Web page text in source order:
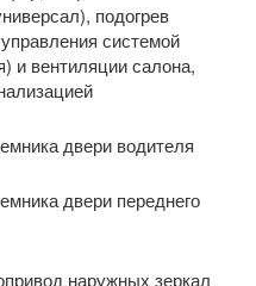
подогрев
системой
и вентиляции салона,
двери водителя
двери перед­него
наружных зеркал